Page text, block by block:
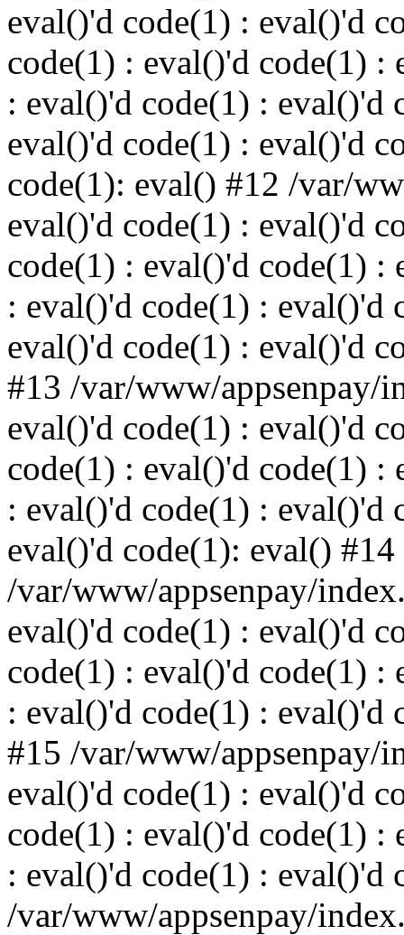
eval()'d code(1) : eval()'d
code(1) : eval()'d code(1) :
: eval()'d code(1) : eval()'d
eval()'d code(1) : eval()'d
code(1): eval() #12 /var/
eval()'d code(1) : eval()'d
code(1) : eval()'d code(1) :
: eval()'d code(1) : eval()'d
eval()'d code(1) : eval()'d
#13 /var/www/appsenpay/
eval()'d code(1) : eval()'d
code(1) : eval()'d code(1) :
: eval()'d code(1) : eval()'d
eval()'d code(1): eval() #14
/var/www/appsenpay/
eval()'d code(1) : eval()'d
code(1) : eval()'d code(1) :
: eval()'d code(1) : eval()'d
#15 /var/www/appsenpay/
eval()'d code(1) : eval()'d
code(1) : eval()'d code(1) :
: eval()'d code(1) : eval()'d
/var/www/appsenpay/